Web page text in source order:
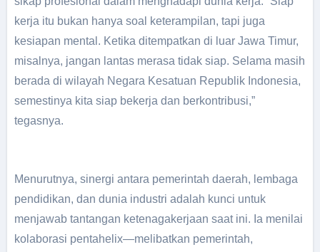
kerja itu bukan hanya soal keterampilan, tapi juga
kesiapan mental. Ketika ditempatkan di luar Jawa Timur,
misalnya, jangan lantas merasa tidak siap. Selama masih
berada di wilayah Negara Kesatuan Republik Indonesia,
semestinya kita siap bekerja dan berkontribusi,”
tegasnya.
Menurutnya, sinergi antara pemerintah daerah, lembaga
pendidikan, dan dunia industri adalah kunci untuk
menjawab tantangan ketenagakerjaan saat ini. Ia menilai
kolaborasi pentahelix—melibatkan pemerintah,